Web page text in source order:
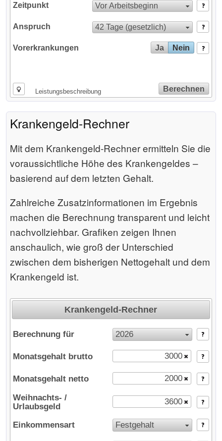
Zeitpunkt Vor Arbeits­beginn
Anspruch 42 Tage (gesetzlich)
Vorerkrankungen Ja Nein
Leistungsbeschreibung Berechnen
Krankengeld-Rechner
Mit dem Krankengeld-Rechner ermitteln Sie die
voraussichtliche Höhe des Krankengeldes –
basierend auf dem letzten Gehalt.
Zahlreiche Zusatz­informationen im Ergebnis
machen die Berechnung transparent und leicht
nachvollziehbar. Grafiken zeigen Ihnen
anschaulich, wie groß der Unterschied
zwischen dem bisherigen Nettogehalt und dem
Krankengeld ist.
Der Rechner wird geladen ...
Krankengeld-Rechner
Berechnung für 2026
Monatsgehalt brutto
Monatsgehalt netto
Weihnachts- /
Urlaubsgeld
Einkommensart Festgehalt